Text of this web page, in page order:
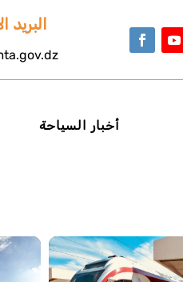
البريد
أخبار السياحة